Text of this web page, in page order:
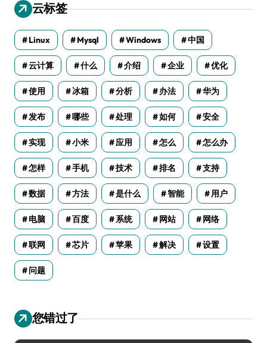
云标签
Linux Mysql Windows 中国
云计算 什么 介绍 企业 优化
使用 冰箱 分析 办法 华为
发布 哪些 处理 如何 安全
实现 小米 应用 怎么 怎么办
怎样 手机 技术 排名 支持
数据 方法 是什么 智能 用户
电脑 百度 系统 网站 网络
联网 芯片 苹果 解决 设置
问题
您错过了